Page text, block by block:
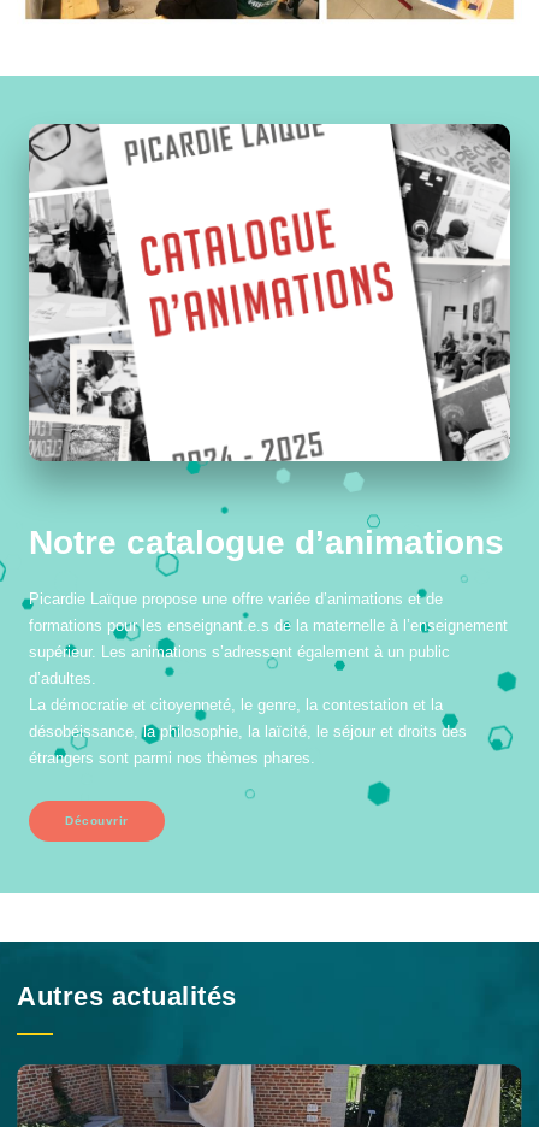
Notre catalogue d’animations
Picardie Laïque propose une offre variée d’animations et de
formations pour les enseignant.e.s de la maternelle à l’enseignement
supérieur. Les animations s’adressent également à un public
d’adultes.
La démocratie et citoyenneté, le genre, la contestation et la
désobéissance, la philosophie, la laïcité, le séjour et droits des
étrangers sont parmi nos thèmes phares.
Découvrir
Autres actualités